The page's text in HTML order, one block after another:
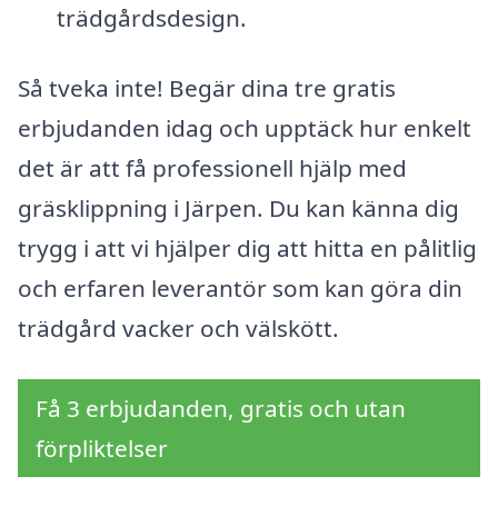
trädgårdsdesign.
Så tveka inte! Begär dina tre gratis
erbjudanden idag och upptäck hur enkelt
det är att få professionell hjälp med
gräsklippning i Järpen. Du kan känna dig
trygg i att vi hjälper dig att hitta en pålitlig
och erfaren leverantör som kan göra din
trädgård vacker och välskött.
Få 3 erbjudanden, gratis och utan
förpliktelser